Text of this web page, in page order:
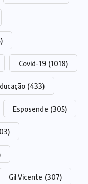
Covid-19 (1018)
(433)
Esposende (305)
Gil Vicente (307)